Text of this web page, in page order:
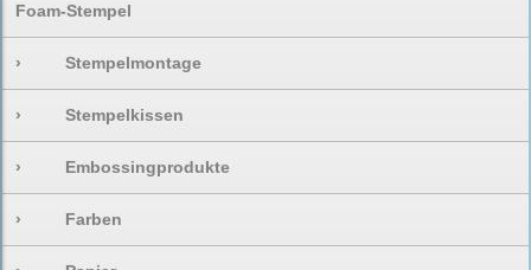
Foam-Stempel
› Stempelmontage
› Stempelkissen
› Embossingprodukte
› Farben